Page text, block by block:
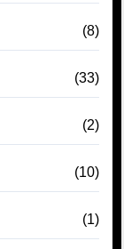
(8)
(33)
(2)
(10)
(1)